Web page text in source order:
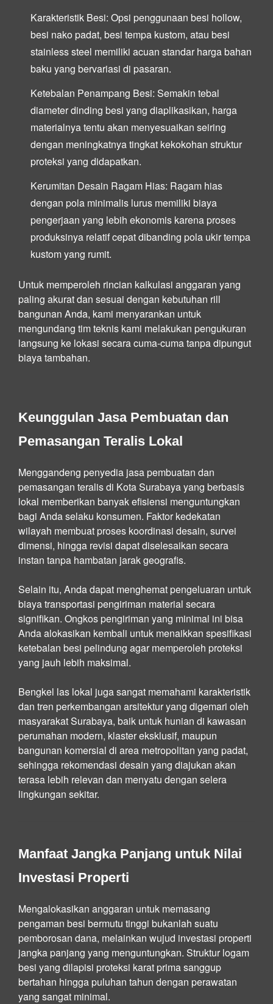
Karakteristik Besi: Opsi penggunaan besi hollow,
besi nako padat, besi tempa kustom, atau besi
stainless steel memiliki acuan standar harga bahan
baku yang bervariasi di pasaran.
Ketebalan Penampang Besi: Semakin tebal
diameter dinding besi yang diaplikasikan, harga
materialnya tentu akan menyesuaikan seiring
dengan meningkatnya tingkat kekokohan struktur
proteksi yang didapatkan.
Kerumitan Desain Ragam Hias: Ragam hias
dengan pola minimalis lurus memiliki biaya
pengerjaan yang lebih ekonomis karena proses
produksinya relatif cepat dibanding pola ukir tempa
kustom yang rumit.
Untuk memperoleh rincian kalkulasi anggaran yang
paling akurat dan sesuai dengan kebutuhan rill
bangunan Anda, kami menyarankan untuk
mengundang tim teknis kami melakukan pengukuran
langsung ke lokasi secara cuma-cuma tanpa dipungut
biaya tambahan.
Keunggulan Jasa Pembuatan dan
Pemasangan Teralis Lokal
Menggandeng penyedia jasa pembuatan dan
pemasangan teralis di Kota Surabaya yang berbasis
lokal memberikan banyak efisiensi menguntungkan
bagi Anda selaku konsumen. Faktor kedekatan
wilayah membuat proses koordinasi desain, survei
dimensi, hingga revisi dapat diselesaikan secara
instan tanpa hambatan jarak geografis.
Selain itu, Anda dapat menghemat pengeluaran untuk
biaya transportasi pengiriman material secara
signifikan. Ongkos pengiriman yang minimal ini bisa
Anda alokasikan kembali untuk menaikkan spesifikasi
ketebalan besi pelindung agar memperoleh proteksi
yang jauh lebih maksimal.
Bengkel las lokal juga sangat memahami karakteristik
dan tren perkembangan arsitektur yang digemari oleh
masyarakat Surabaya, baik untuk hunian di kawasan
perumahan modern, klaster eksklusif, maupun
bangunan komersial di area metropolitan yang padat,
sehingga rekomendasi desain yang diajukan akan
terasa lebih relevan dan menyatu dengan selera
lingkungan sekitar.
Manfaat Jangka Panjang untuk Nilai
Investasi Properti
Mengalokasikan anggaran untuk memasang
pengaman besi bermutu tinggi bukanlah suatu
pemborosan dana, melainkan wujud investasi properti
jangka panjang yang menguntungkan. Struktur logam
besi yang dilapisi proteksi karat prima sanggup
bertahan hingga puluhan tahun dengan perawatan
yang sangat minimal.